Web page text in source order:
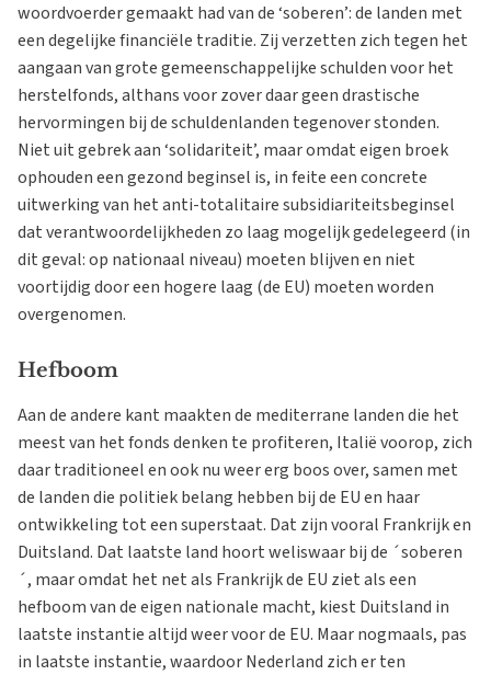
woordvoerder gemaakt had van de ‘soberen’: de landen met
een degelijke financiële traditie. Zij verzetten zich tegen het
aangaan van grote gemeenschappelijke schulden voor het
herstelfonds, althans voor zover daar geen drastische
hervormingen bij de schuldenlanden tegenover stonden.
Niet uit gebrek aan ‘solidariteit’, maar omdat eigen broek
ophouden een gezond beginsel is, in feite een concrete
uitwerking van het anti-totalitaire subsidiariteitsbeginsel
dat verantwoordelijkheden zo laag mogelijk gedelegeerd (in
dit geval: op nationaal niveau) moeten blijven en niet
voortijdig door een hogere laag (de EU) moeten worden
overgenomen.
Hefboom
Aan de andere kant maakten de mediterrane landen die het
meest van het fonds denken te profiteren, Italië voorop, zich
daar traditioneel en ook nu weer erg boos over, samen met
de landen die politiek belang hebben bij de EU en haar
ontwikkeling tot een superstaat. Dat zijn vooral Frankrijk en
Duitsland. Dat laatste land hoort weliswaar bij de ´soberen
´, maar omdat het net als Frankrijk de EU ziet als een
hefboom van de eigen nationale macht, kiest Duitsland in
laatste instantie altijd weer voor de EU. Maar nogmaals, pas
in laatste instantie, waardoor Nederland zich er ten